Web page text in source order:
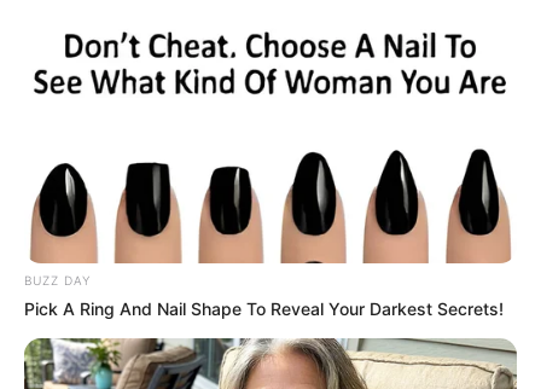
BUZZ DAY
Pick A Ring And Nail Shape To Reveal Your Darkest Secrets!